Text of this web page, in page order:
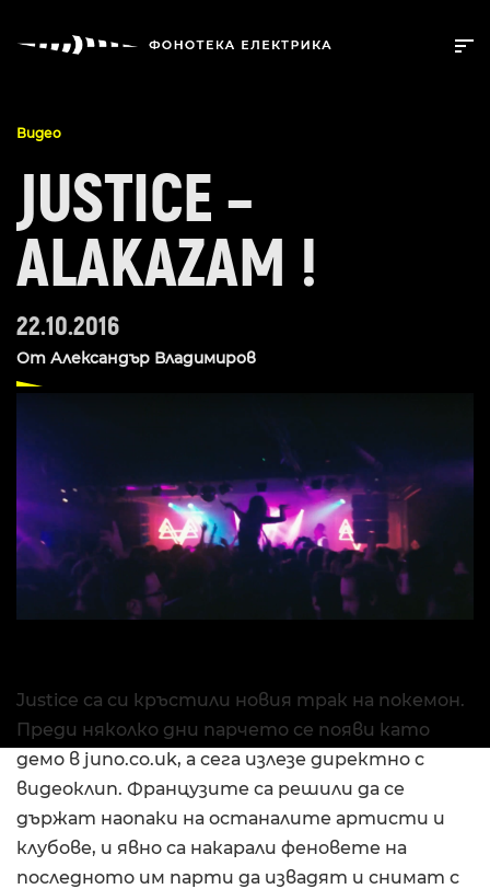
Видео
JUSTICE –
ALAKAZAM !
22.10.2016
От Александър Владимиров
Justice са си кръстили новия трак на покемон.
Преди няколко дни парчето се появи като
демо в juno.co.uk, а сега излезе директно с
видеоклип. Французите са решили да се
държат наопаки на останалите артисти и
клубове, и явно са накарали феновете на
последното им парти да извадят и снимат с